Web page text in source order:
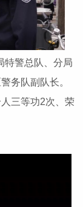
特警总队、分局
务队副队长。
三等功2次、荣